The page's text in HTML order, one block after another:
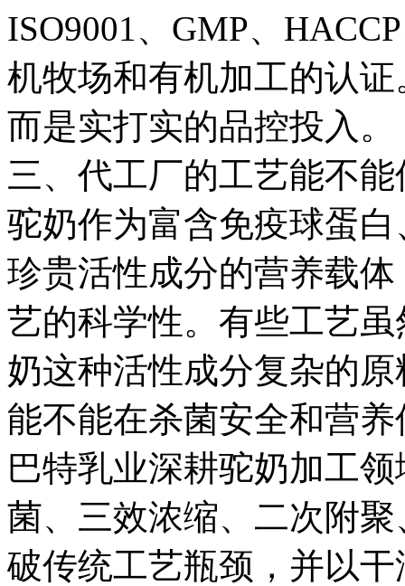
ISO9001、GMP、
机牧场和有机加工的认
而是实打实的品控投入。
三、代工厂的工艺能不
驼奶作为富含免疫球蛋
珍贵活性成分的营养载
艺的科学性。有些工艺
奶这种活性成分复杂的
能不能在杀菌安全和营
巴特乳业深耕驼奶加工
菌、三效浓缩、二次附
破传统工艺瓶颈，并以